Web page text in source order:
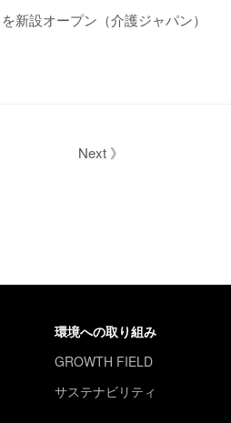
新設オープン（介護ジャパン）
Next 》
環境への取り組み
GROWTH FIELD
サステナビリティ